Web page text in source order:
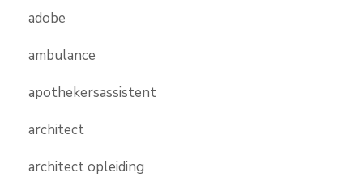
adobe
ambulance
apothekersassistent
architect
architect opleiding